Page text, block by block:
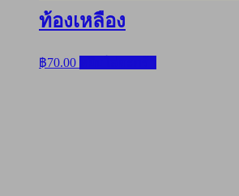
ท้องเหลือง
฿70.00